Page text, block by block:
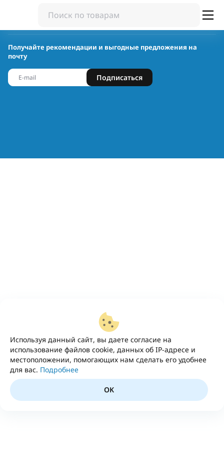
Используя данный сайт, вы даете согласие на
использование файлов cookie, данных об IP-адресе и
местоположении, помогающих нам сделать его удобнее
для вас. Подробнее
OK
Получайте рекомендации и выгодные предложения на
почту
Подписаться